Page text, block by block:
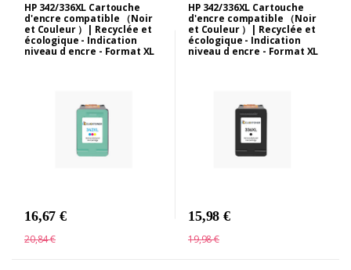
HP 342/336XL Cartouche
d'encre compatible （Noir
et Couleur ）| Recyclée et
écologique - Indication
niveau d encre - Format XL
16,67 €
20,84 €
HP 342/336XL Cartouche
d'encre compatible （Noir
et Couleur ）| Recyclée et
écologique - Indication
niveau d encre - Format XL
15,98 €
19,98 €